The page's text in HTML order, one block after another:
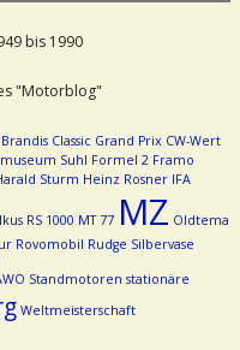
bis 1990
"Motorblog"
Brandis Classic Grand Prix CW-Wert
Suhl Formel 2 Framo
Sturm Heinz Rosner IFA
RS 1000 MT 77 MZ Oldtema
Rovomobil Rudge Silbervase
Standmotoren stationäre
Weltmeisterschaft